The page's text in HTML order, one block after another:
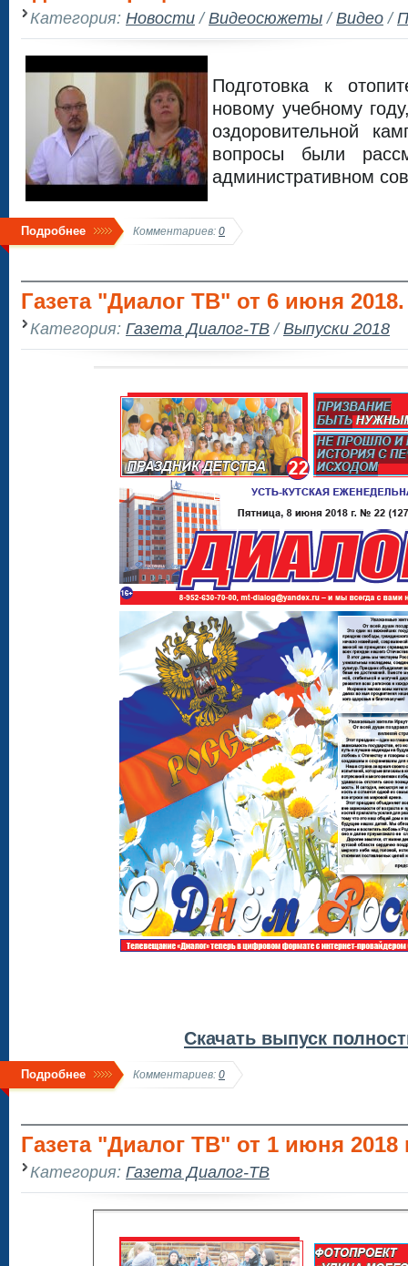
Категория: Новости/Видеосюжеты/Видео/
Подготовка к
новому учебному
оздоровительной
вопросы были
административном
Подробнее Комментариев: 0
Газета "Диалог ТВ" от 6 июня 2018.
Категория: Газета Диалог-ТВ/Выпуски 2018
Скачать выпуск
Подробнее Комментариев: 0
Газета "Диалог ТВ" от 1 июня 2018
Категория: Газета Диалог-ТВ